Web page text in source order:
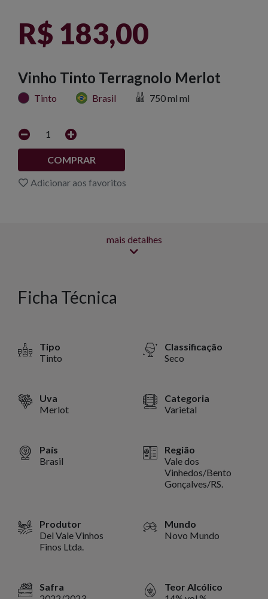
R$ 183,00
Vinho Tinto Terragnolo Merlot
Tinto Brasil 750 ml ml
1
COMPRAR
Adicionar aos favoritos
mais detalhes
Ficha Técnica
Tipo
Tinto
Classificação
Seco
Uva
Merlot
Categoria
Varietal
País
Brasil
Região
Vale dos
Vinhedos/Bento
Gonçalves/RS.
Produtor
Del Vale Vinhos
Finos Ltda.
Mundo
Novo Mundo
Safra
Teor Alcólico